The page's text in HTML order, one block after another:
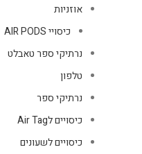
אוזניות
כיסויי AIR PODS
נרתיקי ספר טאבלט
טלפון
נרתיקי ספר
כיסויים לAir Tag
כיסויים לשעונים